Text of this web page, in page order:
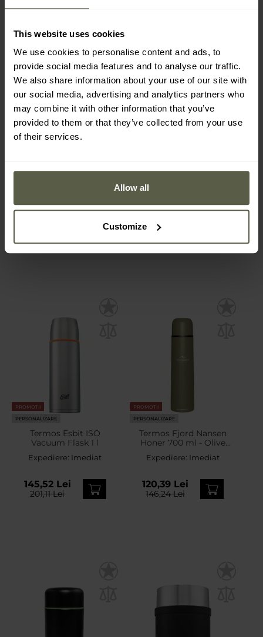
This website uses cookies
We use cookies to personalise content and ads, to
provide social media features and to analyse our traffic.
We also share information about your use of our site with
our social media, advertising and analytics partners who
may combine it with other information that you’ve
provided to them or that they’ve collected from your use
of their services.
Allow all
Customize
Termos pentru mâncare
Termos din oțel inoxidabil
Expediere:
48,77 Lei
PROMOTII
PERSONALIZARE
Termos Esbit ISO
Vacuum Flask 1 l
Expediere: Imediat
145,52 Lei
201,11 Lei
PROMOTII
PERSONALIZARE
Termos Fjord Nansen
Honer 700 ml - Olive
Expediere: Imediat
120,39 Lei
146,24 Lei